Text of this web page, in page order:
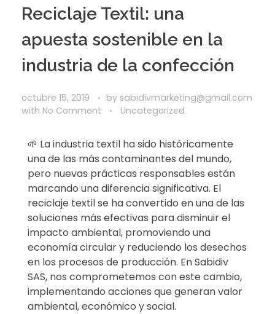
Reciclaje Textil: una
apuesta sostenible en la
industria de la confección
octubre 15, 2019 by sabidivmarketing@gmail.com
with No Comment Uncategorized
🌱 La industria textil ha sido históricamente
una de las más contaminantes del mundo,
pero nuevas prácticas responsables están
marcando una diferencia significativa. El
reciclaje textil se ha convertido en una de las
soluciones más efectivas para disminuir el
impacto ambiental, promoviendo una
economía circular y reduciendo los desechos
en los procesos de producción. En Sabidiv
SAS, nos comprometemos con este cambio,
implementando acciones que generan valor
ambiental, económico y social.